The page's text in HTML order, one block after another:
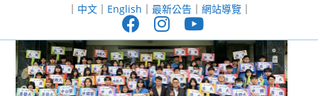
至
｜ 中文｜ English ｜ 最新公告｜ 網站導覽｜